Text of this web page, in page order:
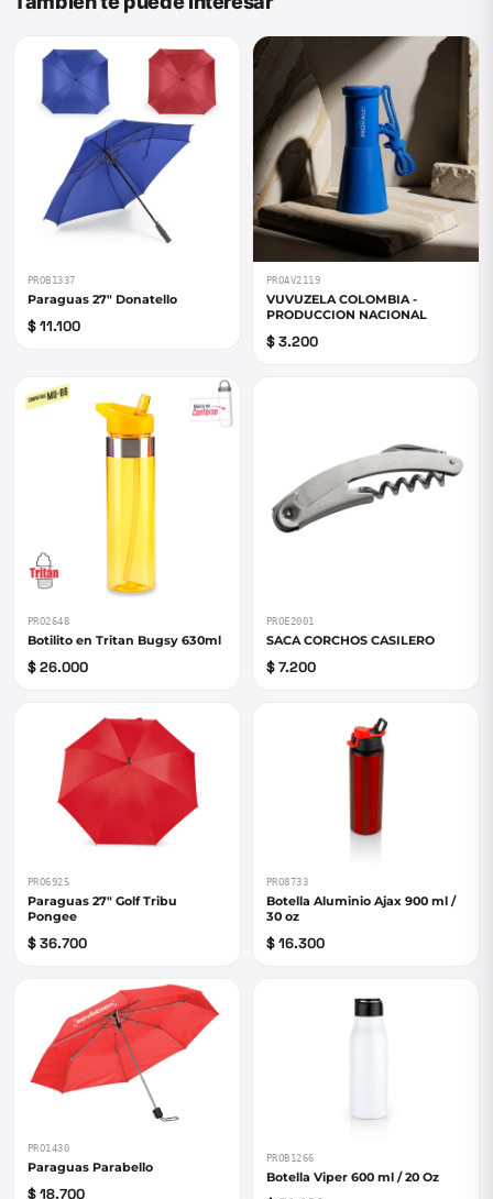
PROB1337
Paraguas 27" Donatello
$ 11.100
PROAV2119
VUVUZELA COLOMBIA -
PRODUCCION NACIONAL
$ 3.200
PRO2648
Botilito en Tritan Bugsy 630ml
$ 26.000
PROE2001
SACA CORCHOS CASILERO
$ 7.200
PRO6925
Paraguas 27" Golf Tribu
Pongee
$ 36.700
PRO8733
Botella Aluminio Ajax 900 ml /
30 oz
$ 16.300
PRO1430
Paraguas Parabello
$ 18.700
PROB1266
Botella Viper 600 ml / 20 Oz